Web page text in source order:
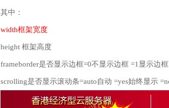
其中：
width框架宽度
height 框架高度
frameborder是否显示边框=0不显示边框 =1显示边框
scrolling是否显示滚动条=auto自动 =yes始终显示